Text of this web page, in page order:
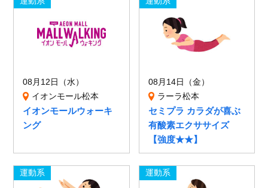
08月12日（水）
イオンモール松本
イオンモールウォーキ
ング
08月14日（金）
ラーラ松本
セミプラ カラダが喜ぶ
有酸素エクササイズ
【強度★★】
運動系 運動系